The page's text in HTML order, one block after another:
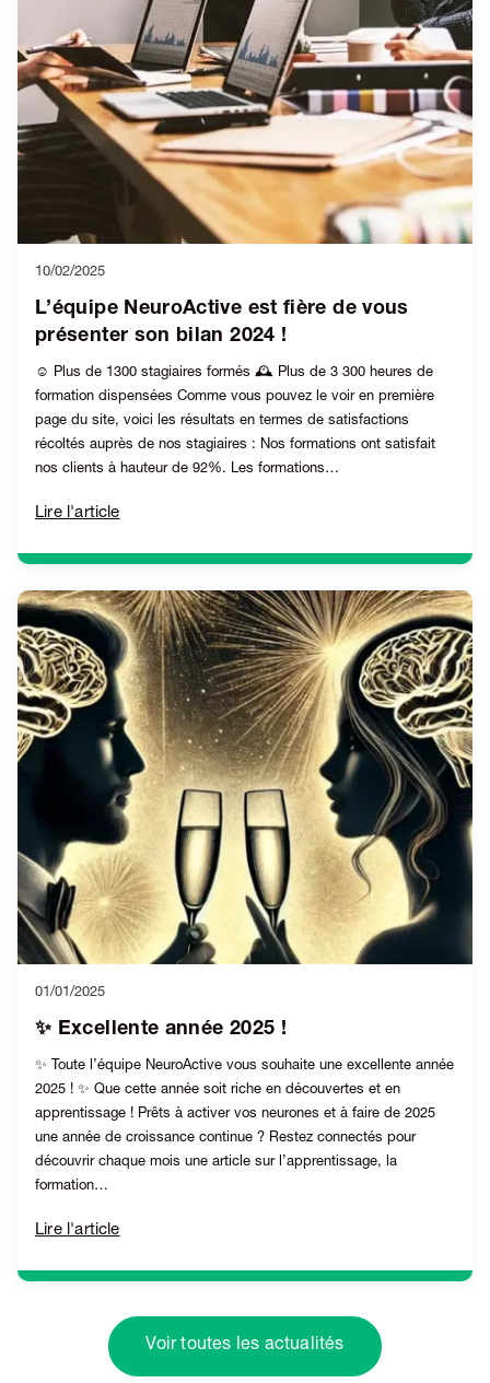
10/02/2025
L’équipe NeuroActive est fière de vous
présenter son bilan 2024 !
☺️ Plus de 1300 stagiaires formés 🕰️ Plus de 3 300 heures de
formation dispensées Comme vous pouvez le voir en première
page du site, voici les résultats en termes de satisfactions
récoltés auprès de nos stagiaires : Nos formations ont satisfait
nos clients à hauteur de 92%. Les formations…
Lire l'article
01/01/2025
✨ Excellente année 2025 !
✨ Toute l’équipe NeuroActive vous souhaite une excellente année
2025 ! ✨ Que cette année soit riche en découvertes et en
apprentissage ! Prêts à activer vos neurones et à faire de 2025
une année de croissance continue ? Restez connectés pour
découvrir chaque mois une article sur l’apprentissage, la
formation…
Lire l'article
Voir toutes les actualités